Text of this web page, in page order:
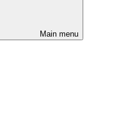
Main menu